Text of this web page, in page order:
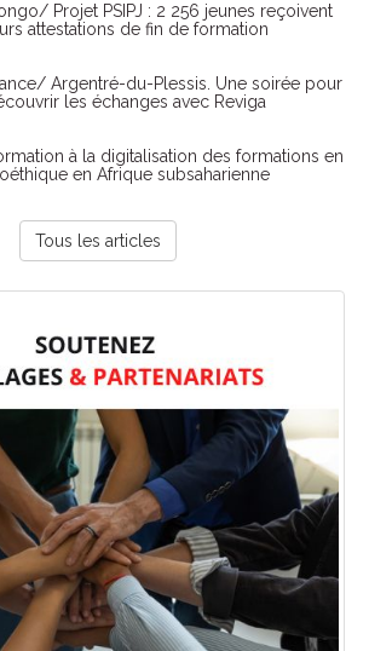
Projet PSIPJ : 2 256 jeunes reçoivent
attestations de fin de formation
Argentré-du-Plessis. Une soirée pour
les échanges avec Reviga
à la digitalisation des formations en
en Afrique subsaharienne
Tous les articles